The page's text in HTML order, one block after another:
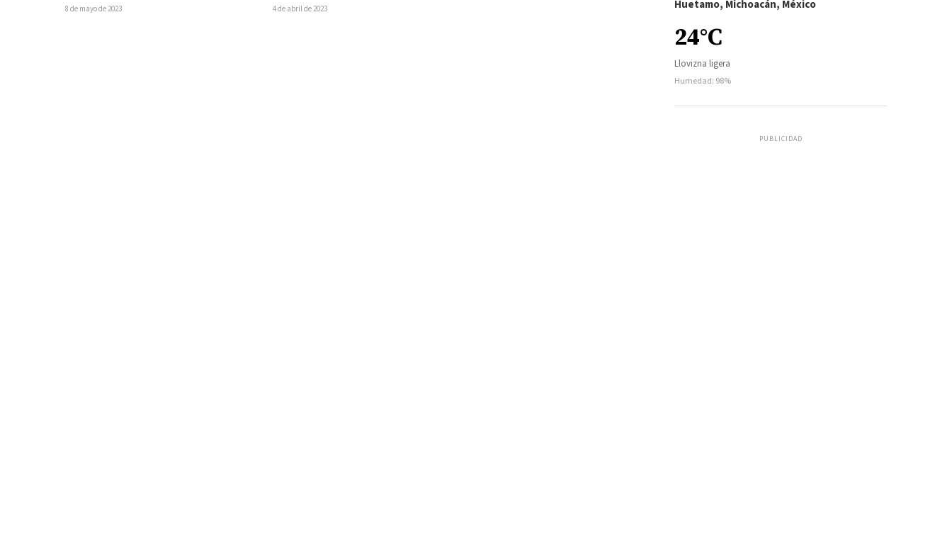
fuego que consumió un camión de…
8 de mayo de 2023
homicidio de una persona, registrado…
4 de abril de 2023 Huetamo, Michoacán, México
24°C
Llovizna ligera
Humedad: 98%
PUBLICIDAD